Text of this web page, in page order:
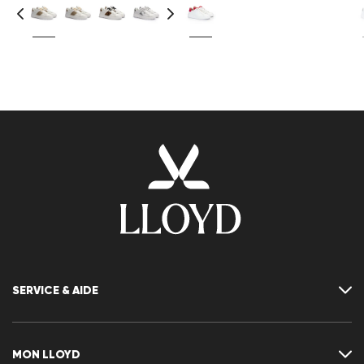
SERVICE & AIDE
Tableau des tailles
MON LLOYD